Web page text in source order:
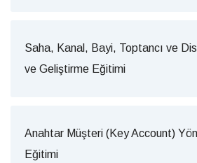
Saha, Kanal, Bayi, Toptancı ve
ve Geliştirme Eğitimi
Anahtar Müşteri (Key Account)
Eğitimi